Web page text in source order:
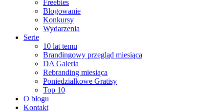
Freebies
Blogowanie
Konkursy
Wydarzenia
Serie
10 lat temu
Brandingowy przegląd miesiąca
DA Galeria
Rebranding miesiąca
Poniedziałkowe Gratisy
Top 10
O blogu
Kontakt